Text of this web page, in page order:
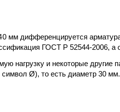
дифференцируется
ГОСТ Р 52544-2006, а
нагрузку и некоторые другие
Ø), то есть диаметр 30